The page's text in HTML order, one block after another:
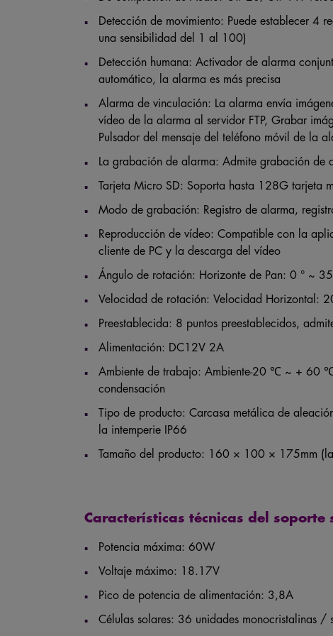
Detección de movimiento: Puede establecer 4
una sensibilidad del 1 al 100)
Detección humana: Activador de alarma
automático, la alarma es más precisa
Alarma de vinculación: La alarma envía
vídeo de la alarma al servidor FTP, Grabar
Pulsador del mensaje del teléfono móvil de la
La grabación de alarma: Admite grabación de
Tarjeta Micro SD: Soporta hasta 128G tarjeta
Modo de grabación: Registro de alarma,
Reproducción de vídeo: Compatible con la
cliente de PC y la descarga del vídeo
Ángulo de rotación: Horizonte de Pan: 0 ° ~
Velocidad de rotación: Velocidad Horizontal:
Preestablecida: 8 puntos preestablecidos,
Alimentación: DC12V 2A
Ambiente de trabajo: Ambiente-20 ℃ ~ +
condensación
Tipo de producto: Carcasa metálica de
la intemperie IP66
Tamaño del producto: 160 × 100 × 175mm
Características técnicas del
Potencia máxima: 60W
Voltaje máximo: 18.17V
Pico de potencia de alimentación: 3,8A
Células solares: 36 unidades monocristalinas /